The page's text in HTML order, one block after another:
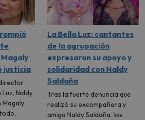
justicia
Naldy
Magaly
La Bella Luz: cantantes
de la agrupación
expresaron su apoyo y
solidaridad con Naldy
Saldaña
Tras la fuerte denuncia que
realizó su excompañera y
amiga Naldy Saldaña, los